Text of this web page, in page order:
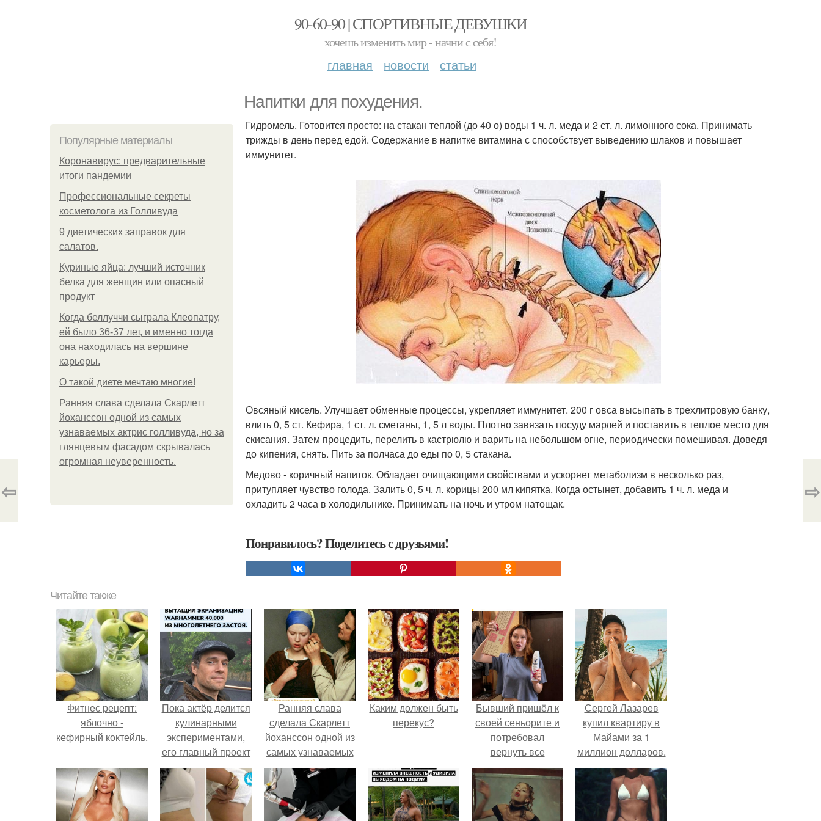
90-60-90 | СПОРТИВНЫЕ ДЕВУШКИ
хочешь изменить мир - начни с себя!
главная новости статьи
Напитки для похудения.
Популярные материалы
Коронавирус: предварительные
итоги пандемии
Профессиональные секреты
косметолога из Голливуда
9 диетических заправок для
салатов.
Куриные яйца: лучший источник
белка для женщин или опасный
продукт
Когда беллуччи сыграла Клеопатру,
ей было 36-37 лет, и именно тогда
она находилась на вершине
карьеры.
О такой диете мечтаю многие!
Ранняя слава сделала Скарлетт
йоханссон одной из самых
узнаваемых актрис голливуда, но за
глянцевым фасадом скрывалась
огромная неуверенность.
Гидромель. Готовится просто: на стакан теплой (до 40 о) воды 1 ч. л. меда и 2 ст. л. лимонного сока. Принимать
трижды в день перед едой. Содержание в напитке витамина с способствует выведению шлаков и повышает
иммунитет.
Овсяный кисель. Улучшает обменные процессы, укрепляет иммунитет. 200 г овса высыпать в трехлитровую банку,
влить 0, 5 ст. Кефира, 1 ст. л. сметаны, 1, 5 л воды. Плотно завязать посуду марлей и поставить в теплое место для
скисания. Затем процедить, перелить в кастрюлю и варить на небольшом огне, периодически помешивая. Доведя
до кипения, снять. Пить за полчаса до еды по 0, 5 стакана.
Медово - коричный напиток. Обладает очищающими свойствами и ускоряет метаболизм в несколько раз,
притупляет чувство голода. Залить 0, 5 ч. л. корицы 200 мл кипятка. Когда остынет, добавить 1 ч. л. меда и
охладить 2 часа в холодильнике. Принимать на ночь и утром натощак.
Понравилось? Поделитесь с друзьями!
⇦ ⇨
Читайте также
Фитнес рецепт:
яблочно -
кефирный коктейль.
Пока актёр делится
кулинарными
экспериментами,
его главный проект
сделал серьёзный
шаг вперёд.
Ранняя слава
сделала Скарлетт
йоханссон одной из
самых узнаваемых
актрис голливуда,
но за глянцевым
фасадом
скрывалась
Каким должен быть
перекус?
Бывший пришёл к
своей сеньорите и
потребовал
вернуть все
подарки.
Сергей Лазарев
купил квартиру в
Майами за 1
миллион долларов.